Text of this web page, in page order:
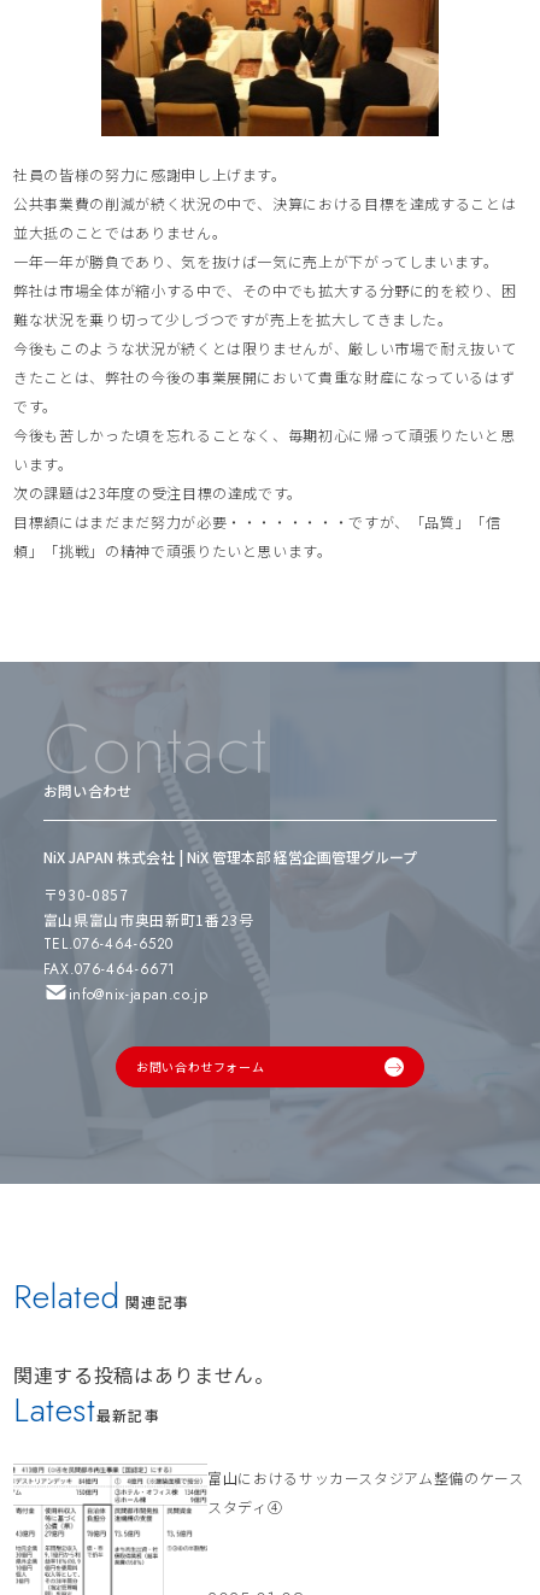
社員の皆様の努力に感謝申し上げます。
公共事業費の削減が続く状況の中で、決算における目標を達成することは
並大抵のことではありません。
一年一年が勝負であり、気を抜けば一気に売上が下がってしまいます。
弊社は市場全体が縮小する中で、その中でも拡大する分野に的を絞り、困
難な状況を乗り切って少しづつですが売上を拡大してきました。
今後もこのような状況が続くとは限りませんが、厳しい市場で耐え抜いて
きたことは、弊社の今後の事業展開において貴重な財産になっているはず
です。
今後も苦しかった頃を忘れることなく、毎期初心に帰って頑張りたいと思
います。
次の課題は23年度の受注目標の達成です。
目標額にはまだまだ努力が必要・・・・・・・・ですが、「品質」「信
頼」「挑戦」の精神で頑張りたいと思います。
Contact
お問い合わせ
NiX JAPAN 株式会社 | NiX 管理本部 経営企画管理グループ
〒930-0857
富山県富山市奥田新町1番23号
TEL.076-464-6520
FAX.076-464-6671
info@nix-japan.co.jp
お問い合わせフォーム
Related 関連記事
関連する投稿はありません。
Latest最新記事
富山におけるサッカースタジアム整備のケース
スタディ④